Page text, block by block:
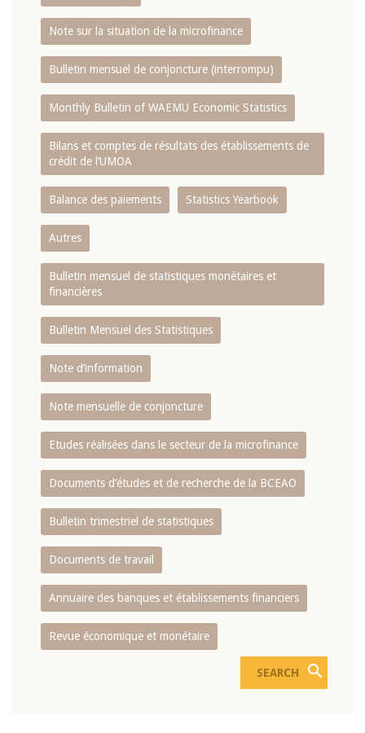
Note sur la situation de la microfinance
Bulletin mensuel de conjoncture (interrompu)
Monthly Bulletin of WAEMU Economic Statistics
Bilans et comptes de résultats des établissements de
crédit de l‘UMOA
Balance des paiements Statistics Yearbook
Autres
Bulletin mensuel de statistiques monétaires et
financières
Bulletin Mensuel des Statistiques
Note d’information
Note mensuelle de conjoncture
Etudes réalisées dans le secteur de la microfinance
Documents d’études et de recherche de la BCEAO
Bulletin trimestriel de statistiques
Documents de travail
Annuaire des banques et établissements financiers
Revue économique et monétaire